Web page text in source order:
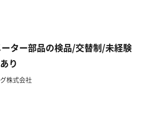
ター部品の検品/交替制/未経験
り
株式会社